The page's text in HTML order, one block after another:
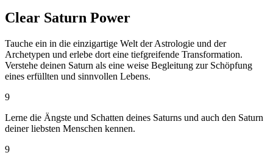
Clear Saturn Power
Tauche ein in die einzigartige Welt der Astrologie und der
Archetypen und erlebe dort eine tiefgreifende Transformation.
Verstehe deinen Saturn als eine weise Begleitung zur Schöpfung
eines erfüllten und sinnvollen Lebens.
9
Lerne die Ängste und Schatten deines Saturns und auch den Saturn
deiner liebsten Menschen kennen.
9